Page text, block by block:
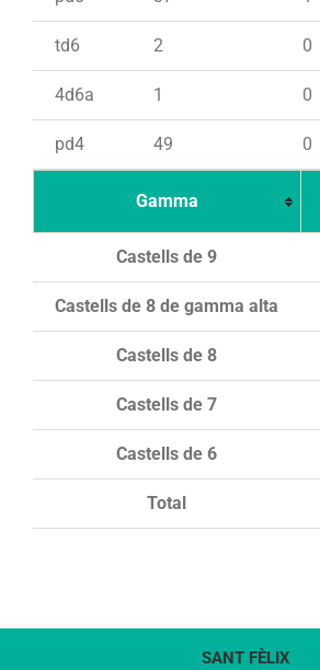
td6 2 0
4d6a 1 0
pd4 49 0
Gamma
Total
Castells de 9
Castells de 8 de gamma alta
Castells de 8
Castells de 7
Castells de 6
SANT FÈLIX